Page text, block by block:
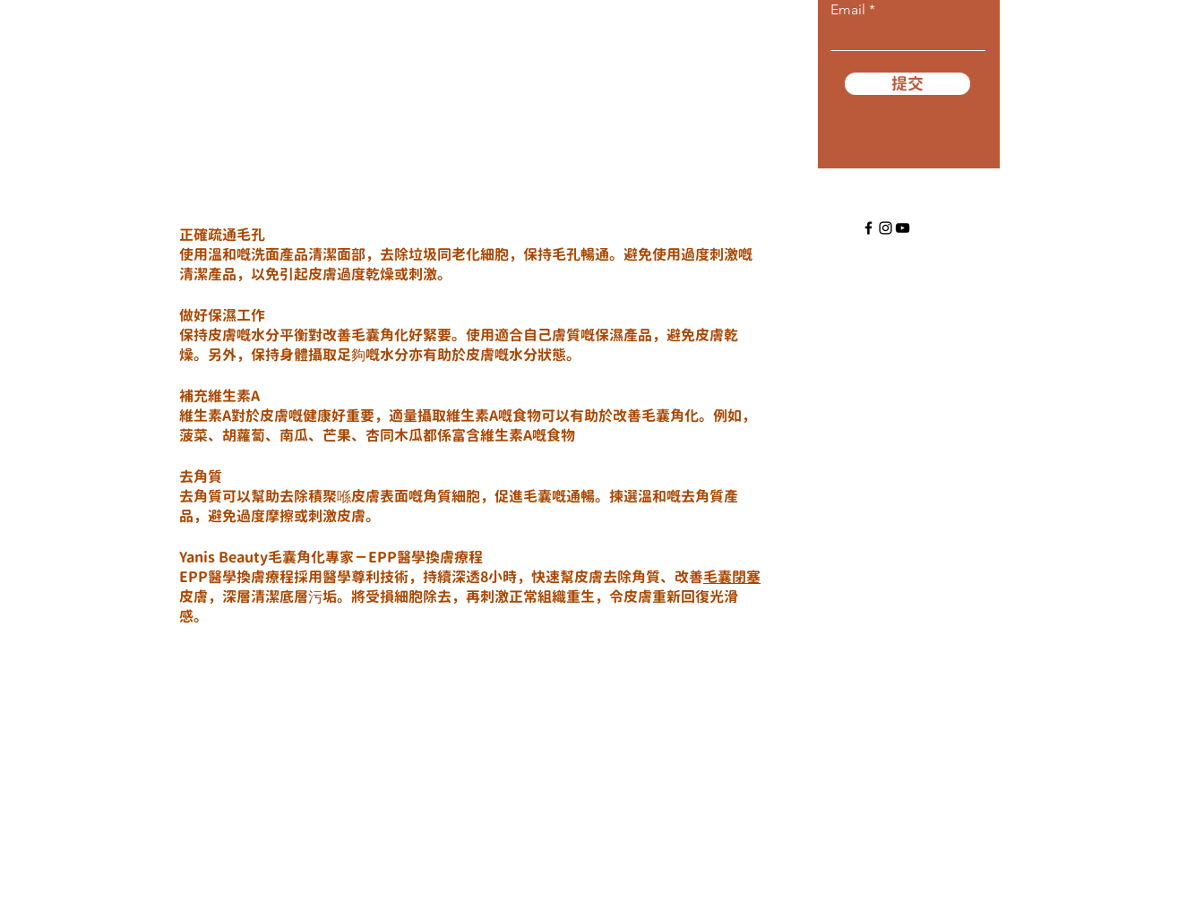
正確疏通毛孔
使用溫和嘅洗面產品清潔面部，去除垃圾同老化細胞，保持毛孔暢通。避免使用過度刺激嘅
清潔產品，以免引起皮膚過度乾燥或刺激。
做好保濕工作
保持皮膚嘅水分平衡對改善毛囊角化好緊要。使用適合自己膚質嘅保濕產品，避免皮膚乾
燥。另外，保持身體攝取足夠嘅水分亦有助於皮膚嘅水分狀態。
補充維生素A
維生素A對於皮膚嘅健康好重要，適量攝取維生素A嘅食物可以有助於改善毛囊角化。例如，
菠菜、胡蘿蔔、南瓜、芒果、杏同木瓜都係富含維生素A嘅食物
去角質
去角質可以幫助去除積聚喺皮膚表面嘅角質細胞，促進毛囊嘅通暢。揀選溫和嘅去角質產
品，避免過度摩擦或刺激皮膚。
Yanis Beauty毛囊角化專家－EPP醫學換膚療程
EPP醫學換膚療程採用醫學尊利技術，持續深透8小時，快速幫皮膚去除角質、改善毛囊閉塞
皮膚，深層清潔底層污垢。將受損細胞除去，再刺激正常組織重生，令皮膚重新回復光滑
感。
Email
提交